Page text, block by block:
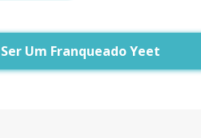
Um Franqueado Yeet